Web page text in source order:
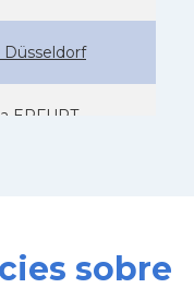
Düsseldorf
ERFURT
sobre